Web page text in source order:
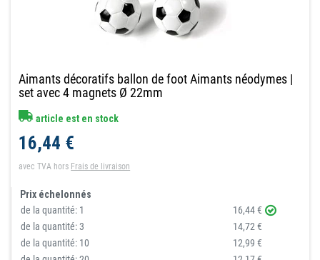
Aimants décoratifs ballon de foot Aimants néodymes |
set avec 4 magnets Ø 22mm
article est en stock
16,44 €
avec TVA hors Frais de livraison
Prix échelonnés
de la quantité: 1
16,44 €
de la quantité:3
14,72 €
de la quantité: 10
12,99 €